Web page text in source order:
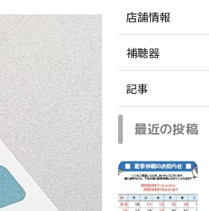
店舗情報
補聴器
記事
最近の投稿